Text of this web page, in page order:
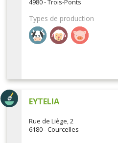
4980 - Trois-Ponts
Types de production
EYTELIA
Rue de Liège, 2
6180 - Courcelles